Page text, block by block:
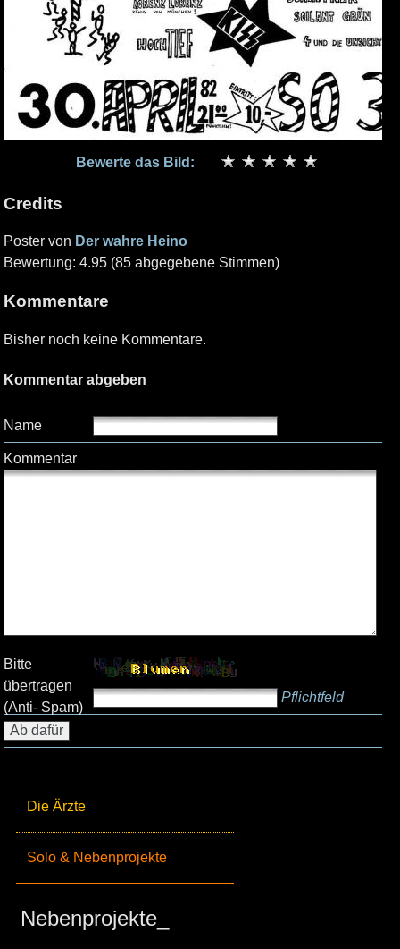
Die Ärzte
Solo & Nebenprojekte
Nebenprojekte_
Bewerte das Bild:
Credits
Poster von Der wahre Heino
Bewertung: 4.95 (85 abgegebene Stimmen)
Kommentare
Bisher noch keine Kommentare.
Kommentar abgeben
Name
Kommentar
Bitte
übertragen
(Anti- Spam)
Pflichtfeld